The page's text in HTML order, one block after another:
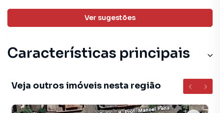
Ver sugestões
total
Características principais
Veja outros imóveis nesta região